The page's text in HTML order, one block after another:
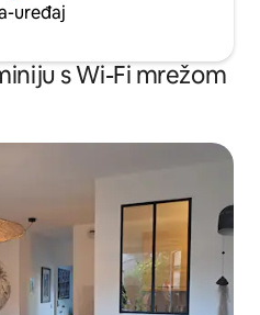
uređaj
s Wi-Fi mrežom